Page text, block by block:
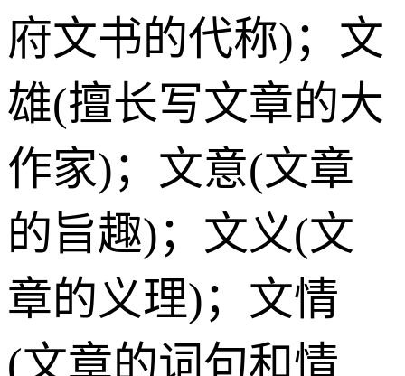
府文书的代称)；文
雄(擅长写文章的大
作家)；文意(文章
的旨趣)；文义(文
章的义理)；文情
(文章的词句和情